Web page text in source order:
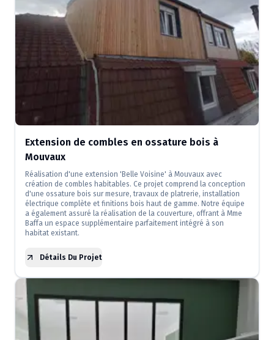
Extension de combles en ossature bois à
Mouvaux
Réalisation d'une extension 'Belle Voisine' à Mouvaux avec
création de combles habitables. Ce projet comprend la conception
d'une ossature bois sur mesure, travaux de platrerie, installation
électrique complète et finitions bois haut de gamme. Notre équipe
a également assuré la réalisation de la couverture, offrant à Mme
Baffa un espace supplémentaire parfaitement intégré à son
habitat existant.
Détails Du Projet